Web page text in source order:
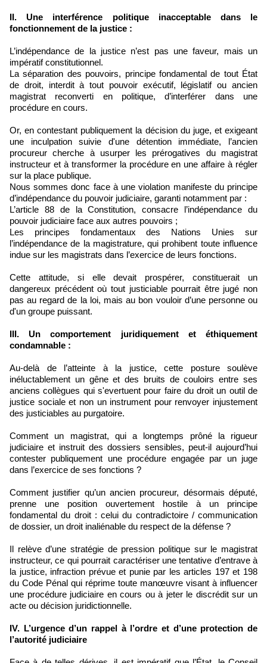
II. Une interférence politique inacceptable dans le
fonctionnement de la justice :
L’indépendance de la justice n’est pas une faveur, mais un
impératif constitutionnel.
La séparation des pouvoirs, principe fondamental de tout État
de droit, interdit à tout pouvoir exécutif, législatif ou ancien
magistrat reconverti en politique, d’interférer dans une
procédure en cours.
Or, en contestant publiquement la décision du juge, et exigeant
une inculpation suivie d'une détention immédiate, l’ancien
procureur cherche à usurper les prérogatives du magistrat
instructeur et à transformer la procédure en une affaire à régler
sur la place publique.
Nous sommes donc face à une violation manifeste du principe
d’indépendance du pouvoir judiciaire, garanti notamment par :
L’article 88 de la Constitution, consacre l’indépendance du
pouvoir judiciaire face aux autres pouvoirs ;
Les principes fondamentaux des Nations Unies sur
l’indépendance de la magistrature, qui prohibent toute influence
indue sur les magistrats dans l’exercice de leurs fonctions.
Cette attitude, si elle devait prospérer, constituerait un
dangereux précédent où tout justiciable pourrait être jugé non
pas au regard de la loi, mais au bon vouloir d’une personne ou
d'un groupe puissant.
III. Un comportement juridiquement et éthiquement
condamnable :
Au-delà de l’atteinte à la justice, cette posture soulève
inéluctablement un gêne et des bruits de couloirs entre ses
anciens collègues qui s'evertuent pour faire du droit un outil de
justice sociale et non un instrument pour renvoyer injustement
des justiciables au purgatoire.
Comment un magistrat, qui a longtemps prôné la rigueur
judiciaire et instruit des dossiers sensibles, peut-il aujourd’hui
contester publiquement une procédure engagée par un juge
dans l’exercice de ses fonctions ?
Comment justifier qu’un ancien procureur, désormais député,
prenne une position ouvertement hostile à un principe
fondamental du droit : celui du contradictoire / communication
de dossier, un droit inaliénable du respect de la défense ?
Il relève d’une stratégie de pression politique sur le magistrat
instructeur, ce qui pourrait caractériser une tentative d’entrave à
la justice, infraction prévue et punie par les articles 197 et 198
du Code Pénal qui réprime toute manœuvre visant à influencer
une procédure judiciaire en cours ou à jeter le discrédit sur un
acte ou décision juridictionnelle.
IV. L’urgence d’un rappel à l’ordre et d’une protection de
l’autorité judiciaire